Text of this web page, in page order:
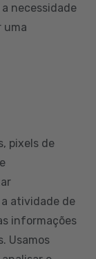
necessidade
uma
pixels de
atividade de
informações
Usamos